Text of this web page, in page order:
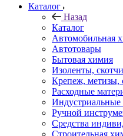
Каталог
Назад
Каталог
Автомобильная
Автотовары
Бытовая химия
Изоленты,
Крепеж, метизы,
Расходные
Индустриальные
Ручной
Средства
Строительная